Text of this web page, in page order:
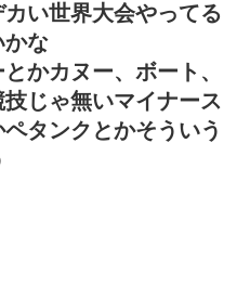
い世界大会やってる
かな
かカヌー、ボート、
じゃ無いマイナース
タンクとかそういう